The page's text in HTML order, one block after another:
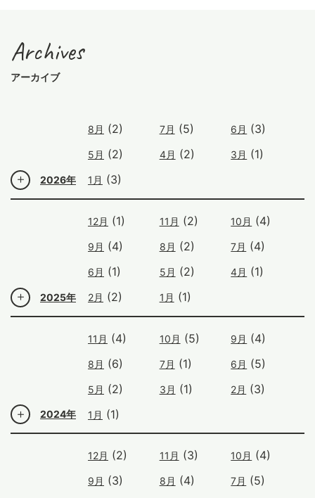
Archives
アーカイブ
2026年
8月 (2) 7月 (5) 6月 (3)
5月 (2) 4月 (2) 3月 (1)
1月 (3)
2025年
12月 (1) 11月 (2) 10月 (4)
9月 (4) 8月 (2) 7月 (4)
6月 (1) 5月 (2) 4月 (1)
2月 (2) 1月 (1)
2024年
11月 (4) 10月 (5) 9月 (4)
8月 (6) 7月 (1) 6月 (5)
5月 (2) 3月 (1) 2月 (3)
1月 (1)
12月 (2) 11月 (3) 10月 (4)
9月 (3) 8月 (4) 7月 (5)